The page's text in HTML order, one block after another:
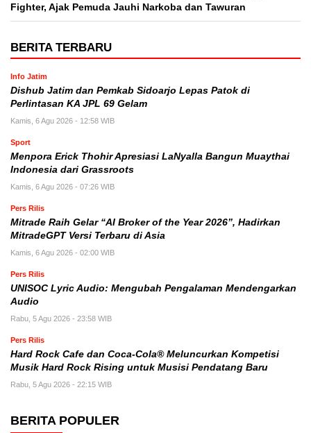
Fighter, Ajak Pemuda Jauhi Narkoba dan Tawuran
BERITA TERBARU
Info Jatim
Dishub Jatim dan Pemkab Sidoarjo Lepas Patok di
Perlintasan KA JPL 69 Gelam
Kamis, 6 Agu 2026 - 12:58 WIB
Sport
Menpora Erick Thohir Apresiasi LaNyalla Bangun Muaythai
Indonesia dari Grassroots
Kamis, 6 Agu 2026 - 07:26 WIB
Pers Rilis
Mitrade Raih Gelar “AI Broker of the Year 2026”, Hadirkan
MitradeGPT Versi Terbaru di Asia
Kamis, 6 Agu 2026 - 02:00 WIB
Pers Rilis
UNISOC Lyric Audio: Mengubah Pengalaman Mendengarkan
Audio
Rabu, 5 Agu 2026 - 23:58 WIB
Pers Rilis
Hard Rock Cafe dan Coca-Cola® Meluncurkan Kompetisi
Musik Hard Rock Rising untuk Musisi Pendatang Baru
Rabu, 5 Agu 2026 - 22:15 WIB
BERITA POPULER